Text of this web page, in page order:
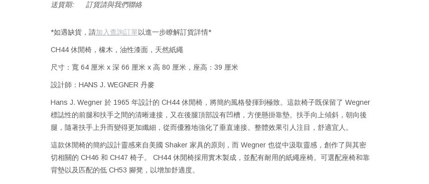
送貨期:
訂貨請與我們聯絡
*如遇缺貨，請加入查詢訂單以進一步瞭解訂貨詳情*
CH44 休閒椅，橡木，油性漆面，天然紙繩
尺寸：寬 64 厘米 x 深 66 厘米 x 高 80 厘米，座高：39 厘米
設計師：HANS J. WEGNER 丹麥
Hans J. Wegner 於 1965 年設計的 CH44 休閒椅，將簡約風格發揮到極致。這款椅子既保留了 Wegner
標誌性的前腿和扶手之間的清晰連接，又在後腿頂部設有凹槽，方便懸掛靠墊。扶手向上傾斜，朝向後
腿，隨著扶手上升而變得更加纖細，從而優雅地強化了垂直連接。整體效果引人注目，舒適宜人。
這款休閒椅的簡約設計靈感來自美國 Shaker 家具的原則，而 Wegner 也從中汲取靈感，創作了與其密
切相關的 CH46 和 CH47 椅子。 CH44 休閒椅採用實木製成，並配有耐用的紙繩座椅。可選配座椅和靠
背墊以及匹配的低 CH53 腳凳，以增加舒適度。